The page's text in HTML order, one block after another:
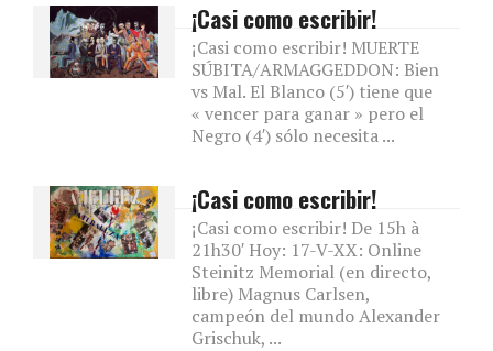
¡Casi como escribir!
¡Casi como escribir! MUERTE
SÚBITA/ARMAGGEDDON: Bien
vs Mal. El Blanco (5′) tiene que
« vencer para ganar » pero el
Negro (4′) sólo necesita ...
¡Casi como escribir!
¡Casi como escribir! De 15h à
21h30′ Hoy: 17-V-XX: Online
Steinitz Memorial (en directo,
libre) Magnus Carlsen,
campeón del mundo Alexander
Grischuk, ...